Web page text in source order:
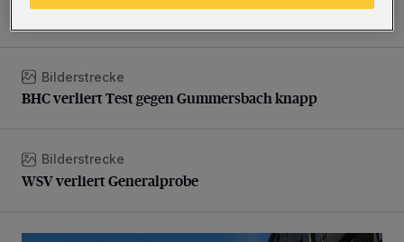
Sommer in der Elberfelder City
BHC verliert Test gegen Gummersbach knapp
Bilderstrecke
BHC verliert Test gegen Gummersbach knapp
WSV verliert Generalprobe
Bilderstrecke
WSV verliert Generalprobe